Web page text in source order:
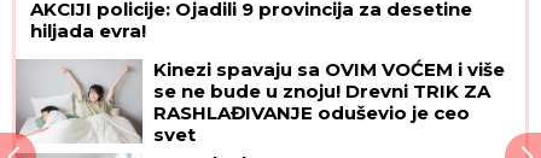
AKCIJI policije: Ojadili 9 provincija za desetine
hiljada evra!
Kinezi spavaju sa OVIM VOĆEM i više
se ne bude u znoju! Drevni TRIK ZA
RASHLAĐIVANJE oduševio je ceo
svet